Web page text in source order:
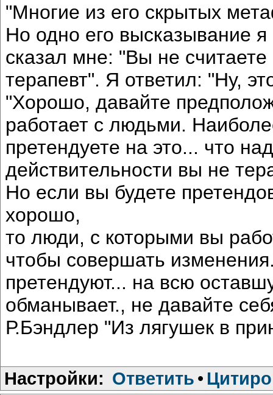
"Многие из его скрытых
Но одно его высказывание
сказал мне: "Вы не
терапевт". Я ответил: "Ну,
"Хорошо, давайте
работает с людьми.
претендуете на это... что
действительности вы не
Но если вы будете
хорошо,
то люди, с которыми вы
чтобы совершать
претендуют... на всю
обманывает., не давайте
Р.Бэндлер "Из лягушек в
Настройки: Ответить •